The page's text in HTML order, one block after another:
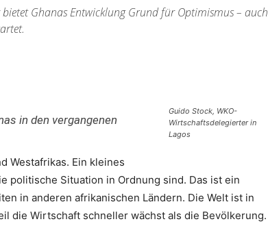
Ghanas Entwicklung Grund für Optimismus – auch
Guido Stock, WKO-
Wirtschaftsdelegierter in
Lagos
in den vergangenen
Westafrikas. Ein kleines
politische Situation in Ordnung sind. Das ist ein
in anderen afrikanischen Ländern. Die Welt ist in
die Wirtschaft schneller wächst als die Bevölkerung.